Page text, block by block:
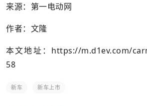
来源：第一电动网
作者：文隆
本文地址： https://m.d1ev.com/
58
新车 新车上市